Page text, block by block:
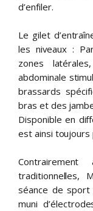
d’enfiler.
Le gilet
les niveaux :
zones
abdominale
brassards
bras et des
Disponible en
est ainsi
Contrairement
traditionnelles,
séance de sport
muni